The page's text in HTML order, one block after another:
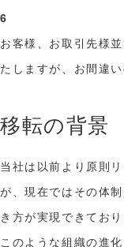
6
お客様、お取引先様
たしますが、お間違
移転の背景
当社は以前より原則
が、現在ではその体
き方が実現できており
このような組織の進